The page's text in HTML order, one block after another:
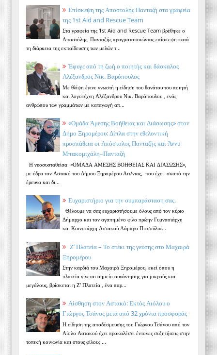
Επίσκεψη της Αποστολής Πανταζή στα γραφεία
της 1st Aid and Rescue Team
Στα γραφεία της 1st Aid and Rescue Team βρέθηκε ο
Αποστόλης Πανταζής πραγματοποιώντας επίσκεψη κατά
τη διάρκεια της εκπαίδευσης των μελών τ...
Έφυγε από τη ζωή ο ποιητής και δάσκαλος
Αλέξανδρος Νικ. Βαρόπουλος
Με θλίψη έγινε γνωστή η είδηση του θανάτου του ποιητή
και λογοτέχνη Αλέξανδρου Νικ. Βαρόπουλου , ενός
ανθρώπου των γραμμάτων με καταγωγή απ...
«Ομάδα Άμεσης Βοήθειας και Διάσωσης» στον
Δήμο Ξηρομέρου: Δίπλα στην εθελοντική
προσπάθεια οι Απόστολος Πανταζής και Άννυ
Μπακομιχάλη–Πανταζή
Η νεοσυσταθείσα «ΟΜΑΔΑ ΑΜΕΣΗΣ ΒΟΗΘΕΙΑΣ ΚΑΙ ΔΙΑΣΩΣΗΣ»,
με έδρα τον Αστακό του Δήμου Ξηρομέρου Αιτ/νιας, που έχει σκοπό την
έρευνα και δι...
Ευχαριστήριο για την συμπαράσταση σας.
Θέλουμε να σας ευχαριστήσουμε όλους από τον κύριο
Δήμαρχο και τον αγαπημένο φίλο πρώην Γυμνασιάρχη
και Κοινοτάρχη Αστακού Λάμπρο Πιτσούλια...
Ζ’ Πλατεία – Το στέκι της γεύσης στο Μαχαιρά
Ξηρομέρου
Στην καρδιά του Μαχαιρά Ξηρομέρου, εκεί όπου η
πλατεία γίνεται σημείο συνάντησης για μικρούς και
μεγάλους, βρίσκεται η Ζ’ Πλατεία , ένα παρ...
Αίσθηση στον Αστακό: Εκτός Αιόλου ο
Γιώργος Τσάνος μετά από 32 χρόνια προσφοράς
Η είδηση της αποδέσμευσης του Γιώργου Τσάνου από τον
Αίολο Αστακού έχει προκαλέσει έντονες συζητήσεις στην
τοπική κοινωνία και στους φίλους ...